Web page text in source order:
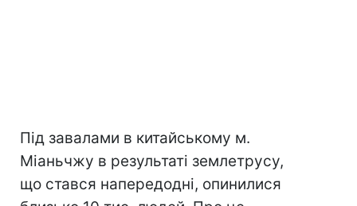
Під завалами в китайському м.
Міаньчжу в результаті землетрусу,
що стався напередодні, опинилися